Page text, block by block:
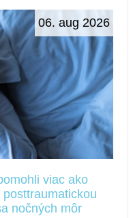
06. aug 2026
viac ako
nočných môr